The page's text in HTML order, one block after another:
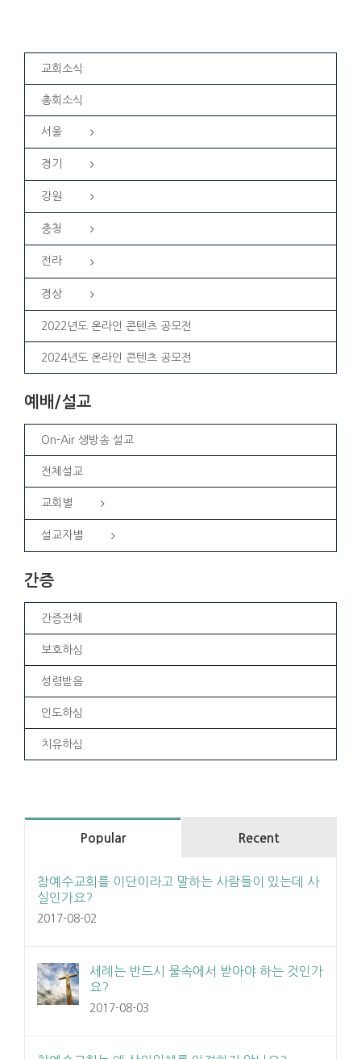
교회소식
총회소식
서울
경기
강원
충청
전라
경상
2022년도 온라인 콘텐츠 공모전
2024년도 온라인 콘텐츠 공모전
예배/설교
On-Air 생방송 설교
전체설교
교회별
설교자별
간증
간증전체
보호하심
성령받음
인도하심
치유하심
Popular Recent
참예수교회를 이단이라고 말하는 사람들이 있는데 사
실인가요?
2017-08-02
세례는 반드시 물속에서 받아야 하는 것인가
요?
2017-08-03